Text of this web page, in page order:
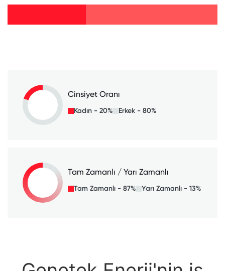
Cinsiyet Oranı
Kadın - 20% Erkek - 80%
Tam Zamanlı / Yarı Zamanlı
Tam Zamanlı - 87% Yarı Zamanlı - 13%